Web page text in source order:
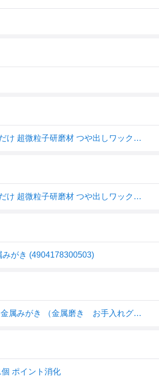
日本磨料工業 ピカールクロス 金属磨き アクセサリー 拭くだけ 超微粒子研磨材 つや出しワックス配合
日本磨料工業 ピカールクロス 金属磨き アクセサリー 拭くだけ 超微粒子研磨材 つや出しワックス配合
みがき (4904178300503)
【配送おまかせ・送料込】日本磨料工業 ピカールクロス 金属みがき （金属磨き お手入れグッズ）(4904178300503) 1個
ポイント消化